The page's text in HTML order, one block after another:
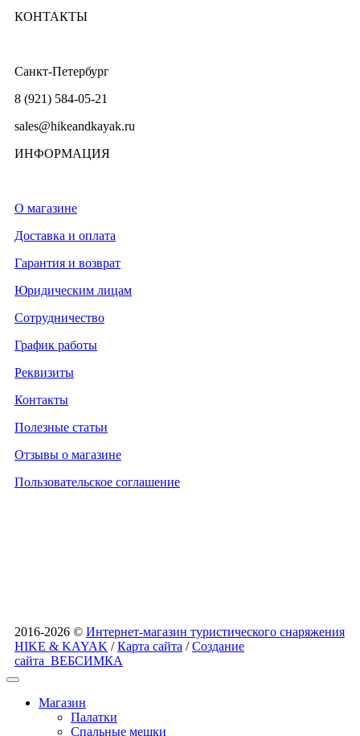
КОНТАКТЫ
Санкт-Петербург
8 (921) 584-05-21
sales@hikeandkayak.ru
ИНФОРМАЦИЯ
О магазине
Доставка и оплата
Гарантия и возврат
Юридическим лицам
Сотрудничество
График работы
Реквизиты
Контакты
Полезные статьи
Отзывы о магазине
Пользовательское соглашение
2016-2026 © Интернет-магазин туристического снаряжения
HIKE & KAYAK /Карта сайта /Создание
сайта ВЕБСИМКА
Магазин
Палатки
Спальные мешки